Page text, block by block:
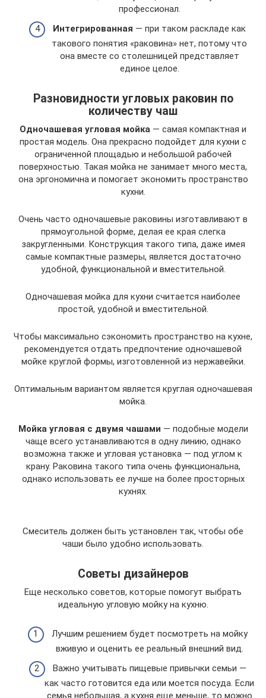
профессионал.
Интегрированная — при таком раскладе как
такового понятия «раковина» нет, потому что
она вместе со столешницей представляет
единое целое.
Разновидности угловых раковин по
количеству чаш
Одночашевая угловая мойка — самая компактная и
простая модель. Она прекрасно подойдет для кухни с
ограниченной площадью и небольшой рабочей
поверхностью. Такая мойка не занимает много места,
она эргономична и помогает экономить пространство
кухни.
Очень часто одночашевые раковины изготавливают в
прямоугольной форме, делая ее края слегка
закругленными. Конструкция такого типа, даже имея
самые компактные размеры, является достаточно
удобной, функциональной и вместительной.
Одночашевая мойка для кухни считается наиболее
простой, удобной и вместительной.
Чтобы максимально сэкономить пространство на кухне,
рекомендуется отдать предпочтение одночашевой
мойке круглой формы, изготовленной из нержавейки.
Оптимальным вариантом является круглая одночашевая
мойка.
Мойка угловая с двумя чашами — подобные модели
чаще всего устанавливаются в одну линию, однако
возможна также и угловая установка — под углом к
крану. Раковина такого типа очень функциональна,
однако использовать ее лучше на более просторных
кухнях.
Смеситель должен быть установлен так, чтобы обе
чаши было удобно использовать.
Советы дизайнеров
Еще несколько советов, которые помогут выбрать
идеальную угловую мойку на кухню.
Лучшим решением будет посмотреть на мойку
вживую и оценить ее реальный внешний вид.
Важно учитывать пищевые привычки семьи —
как часто готовится еда или моется посуда. Если
семья небольшая, а кухня еще меньше, то можно